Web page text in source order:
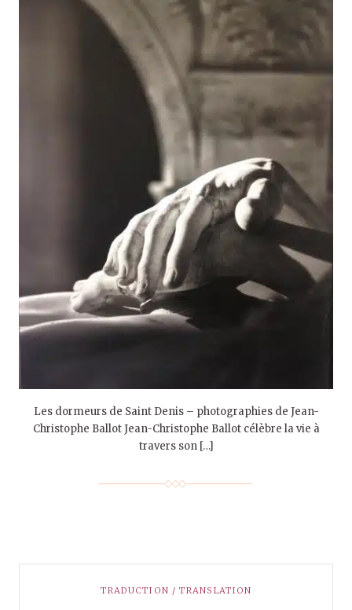
Les dormeurs de Saint Denis – photographies de Jean-
Christophe Ballot Jean-Christophe Ballot célèbre la vie à
travers son […]
TRADUCTION / TRANSLATION